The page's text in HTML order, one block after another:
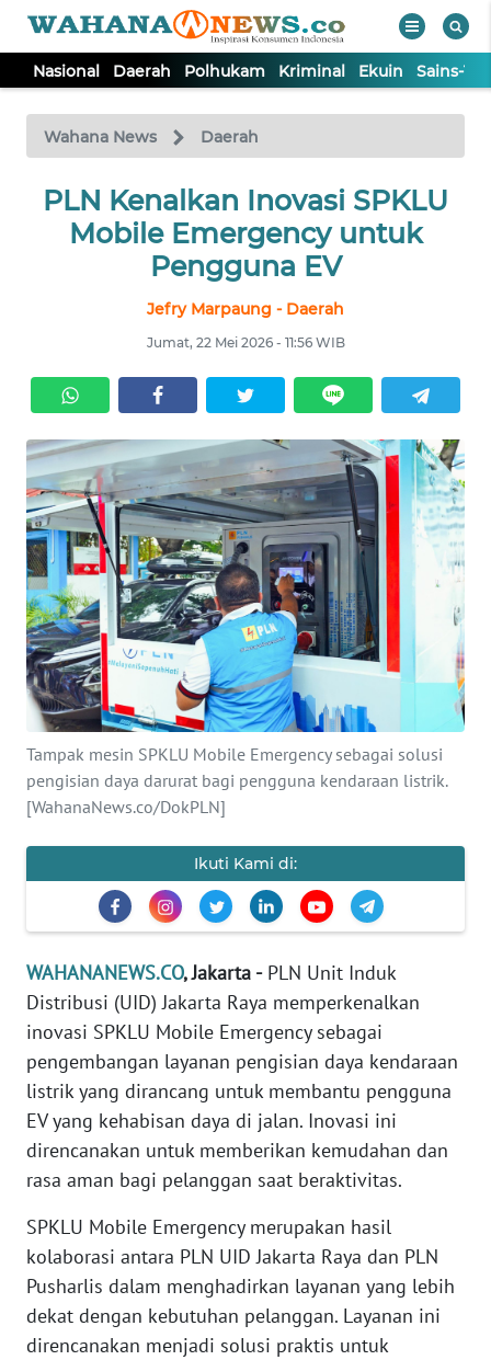
Nasional Daerah Polhukam Kriminal Ekuin Sains-
Wahana News Daerah
PLN Kenalkan Inovasi SPKLU
Mobile Emergency untuk
Pengguna EV
Jefry Marpaung - Daerah
Jumat, 22 Mei 2026 - 11:56 WIB
Tampak mesin SPKLU Mobile Emergency sebagai solusi
pengisian daya darurat bagi pengguna kendaraan listrik.
[WahanaNews.co/DokPLN]
Ikuti Kami di:
WAHANANEWS.CO, Jakarta -PLN Unit Induk
Distribusi (UID) Jakarta Raya memperkenalkan
inovasi SPKLU Mobile Emergency sebagai
pengembangan layanan pengisian daya kendaraan
listrik yang dirancang untuk membantu pengguna
EV yang kehabisan daya di jalan. Inovasi ini
direncanakan untuk memberikan kemudahan dan
rasa aman bagi pelanggan saat beraktivitas.
SPKLU Mobile Emergency merupakan hasil
kolaborasi antara PLN UID Jakarta Raya dan PLN
Pusharlis dalam menghadirkan layanan yang lebih
dekat dengan kebutuhan pelanggan. Layanan ini
direncanakan menjadi solusi praktis untuk
TV
Tutup
NASIONAL
KRIMINAL
EKUIN
SAINS-TEKNO
KESEHATAN
INTERNASIONAL
SERBA-SERBI
PENDIDIKAN
OLAHRAGA
EDITORIAL
Informasi
INDEKS
BERITA
KONTAK
KAMI
IKLAN
TENTANG
KAMI